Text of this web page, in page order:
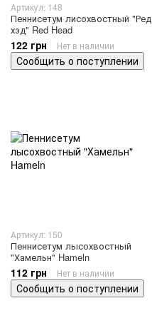
Артикул: 148
Пеннисетум лисохвостный "Ред
хэд" Red Head
122 грн Нет в наличии
Сообщить о поступлении
Артикул: 150
Пеннисетум лысохвостный
"Хамельн" Hameln
112 грн Нет в наличии
Сообщить о поступлении